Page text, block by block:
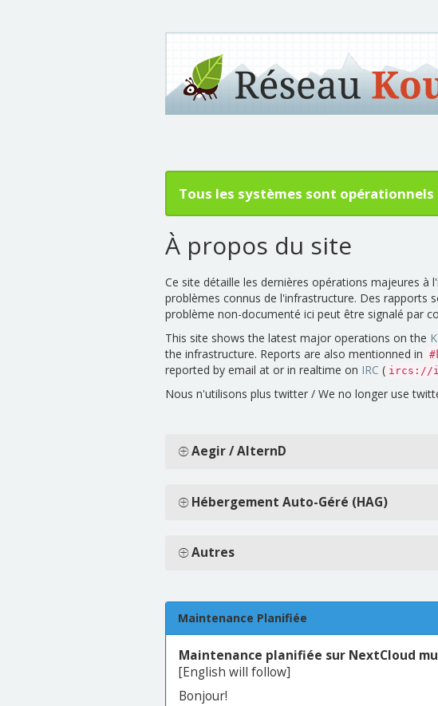
Tous les systèmes sont opérationnels
À propos du site
Ce site détaille les dernières opérations majeures à
problèmes connus de l'infrastructure. Des rapports
problème non-documenté ici peut être signalé par
This site shows the latest major operations on the
the infrastructure. Reports are also mentionned in
reported by email at or in realtime on IRC ( ircs://
Nous n'utilisons plus twitter / We no longer use
Aegir / AlternD
Hébergement Auto-Géré (HAG)
Autres
Maintenance Planifiée
Maintenance planifiée sur NextCloud
[English will follow]
Bonjour!